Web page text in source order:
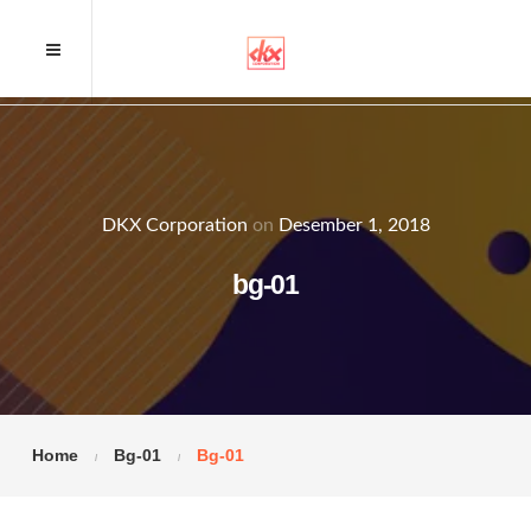
DKX Corporation on Desember 1, 2018
bg-01
Home Bg-01 Bg-01